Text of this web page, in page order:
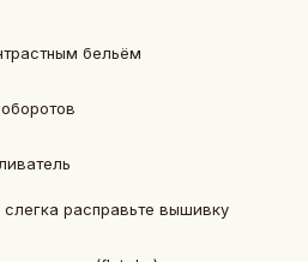
бельём
расправьте вышивку
ПО ВСЕЙ СТРАНЕ